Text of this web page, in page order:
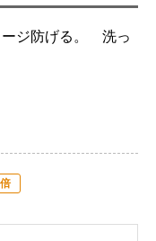
ージ防げる。 洗っ